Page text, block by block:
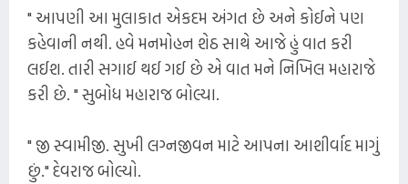
" આપણી આ મુલાકાત એકદમ અંગત છે અને કોઈને પણ
કહેવાની નથી. હવે મનમોહન શેઠ સાથે આજે હું વાત કરી
લઈશ. તારી સગાઈ થઈ ગઈ છે એ વાત મને નિખિલ મહારાજે
કરી છે. " સુબોધ મહારાજ બોલ્યા.
" જી સ્વામીજી. સુખી લગ્નજીવન માટે આપના આશીર્વાદ માગું
છું." દેવરાજ બોલ્યો.